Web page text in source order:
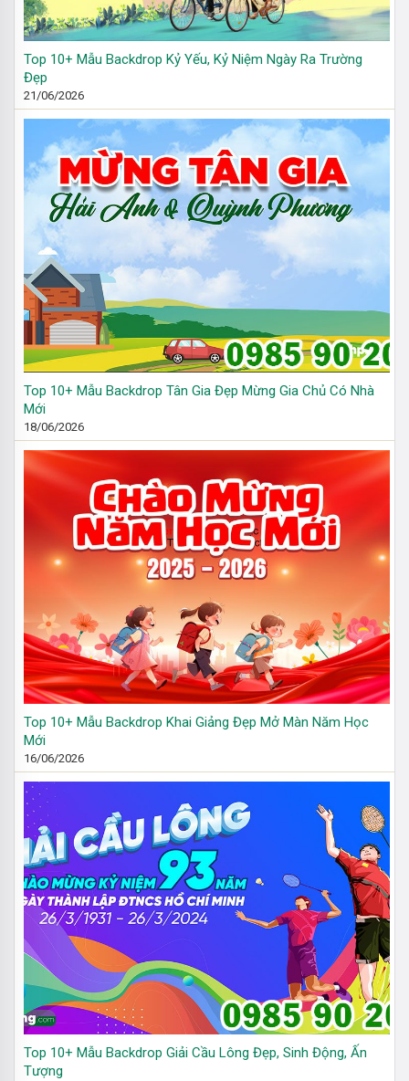
Top 10+ Mẫu Backdrop Kỷ Yếu, Kỷ Niệm Ngày Ra Trường
Đẹp
21/06/2026
Top 10+ Mẫu Backdrop Tân Gia Đẹp Mừng Gia Chủ Có Nhà
Mới
18/06/2026
Top 10+ Mẫu Backdrop Khai Giảng Đẹp Mở Màn Năm Học
Mới
16/06/2026
Top 10+ Mẫu Backdrop Giải Cầu Lông Đẹp, Sinh Động, Ấn
Tượng